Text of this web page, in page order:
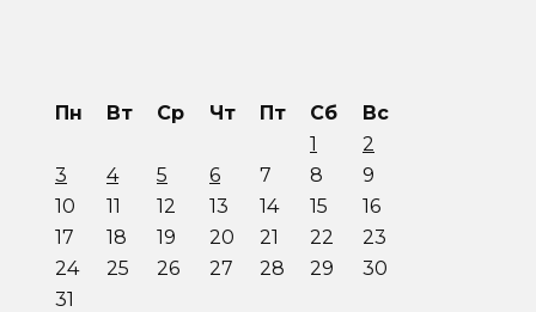
Пн Вт Ср Чт Пт Сб
Вс
1
2
3
4 5 6 7 8
9
10
11 12 13 14 15
16
17
18 19 20 21 22
23
24
25 26 27 28 29
30
31